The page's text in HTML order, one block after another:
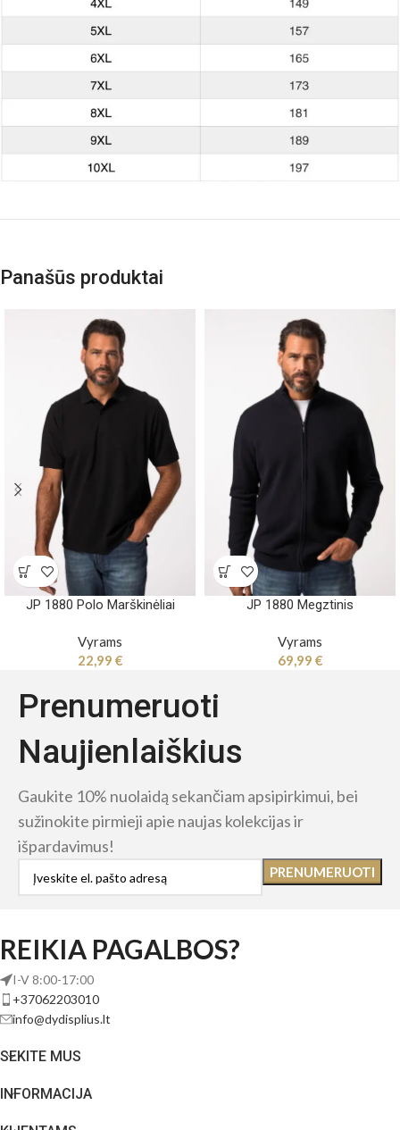
Panašūs produktai
JP 1880 Polo Marškinėliai
Vyrams
22,99 €
JP 1880 Megztinis
Vyrams
69,99 €
Prenumeruoti
Naujienlaiškius
Gaukite 10% nuolaidą sekančiam apsipirkimui, bei
sužinokite pirmieji apie naujas kolekcijas ir
išpardavimus!
REIKIA PAGALBOS?
I-V 8:00-17:00
+37062203010
info@dydisplius.lt
SEKITE MUS
INFORMACIJA